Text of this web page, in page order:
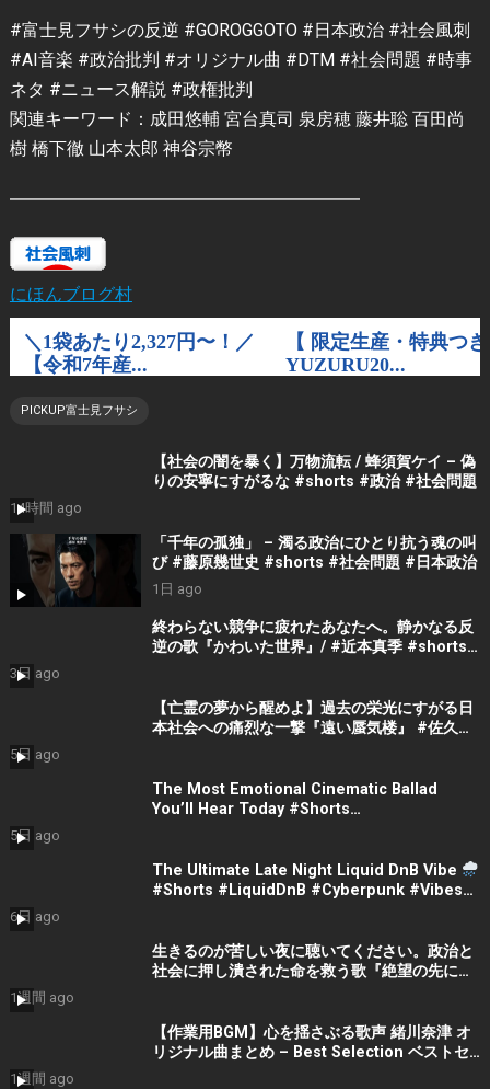
#富士見フサシの反逆 #GOROGGOTO #日本政治 #社会風刺
#AI音楽 #政治批判 #オリジナル曲 #DTM #社会問題 #時事
ネタ #ニュース解説 #政権批判
関連キーワード：成田悠輔 宮台真司 泉房穂 藤井聡 百田尚
樹 橋下徹 山本太郎 神谷宗幣
━━━━━━━━━━━━━━━━━━━━
にほんブログ村
PICKUP富士見フサシ
【社会の闇を暴く】万物流転 / 蜂須賀ケイ – 偽
りの安寧にすがるな #shorts #政治 #社会問題
14時間 ago
「千年の孤独」 – 濁る政治にひとり抗う魂の叫
び #藤原幾世史 #shorts #社会問題 #日本政治
1日 ago
終わらない競争に疲れたあなたへ。静かなる反
逆の歌『かわいた世界』/ #近本真季 #shorts
3日 ago
【亡霊の夢から醒めよ】過去の栄光にすがる日
本社会への痛烈な一撃『遠い蜃気楼』 #佐久間
5日 ago
The Most Emotional Cinematic Ballad
You’ll Hear Today #Shorts
5日 ago
The Ultimate Late Night Liquid DnB Vibe
#Shorts #LiquidDnB #Cyberpunk #Vibes
6日 ago
生きるのが苦しい夜に聴いてください。政治と
社会に押し潰された命を救う歌『絶望の先に』
1週間 ago
【作業用BGM】心を揺さぶる歌声 緒川奈津 オ
リジナル曲まとめ – Best Selection ベストセ
1週間 ago